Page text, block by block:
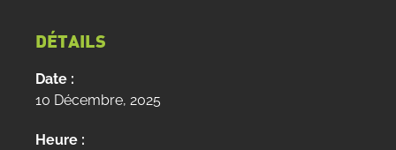
DÉTAILS
Date :
10 Décembre, 2025
Heure :